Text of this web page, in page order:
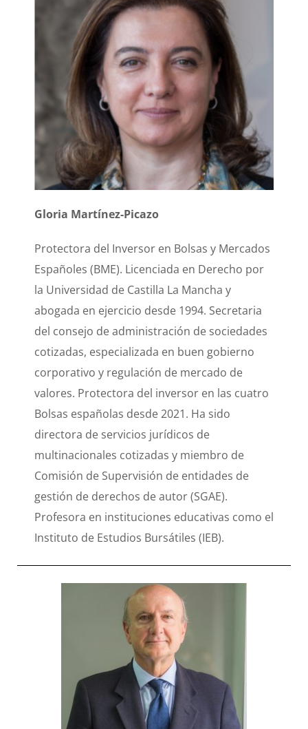
Gloria Martínez-Picazo
Protectora del Inversor en Bolsas y Mercados
Españoles (BME). Licenciada en Derecho por
la Universidad de Castilla La Mancha y
abogada en ejercicio desde 1994. Secretaria
del consejo de administración de sociedades
cotizadas, especializada en buen gobierno
corporativo y regulación de mercado de
valores. Protectora del inversor en las cuatro
Bolsas españolas desde 2021. Ha sido
directora de servicios jurídicos de
multinacionales cotizadas y miembro de
Comisión de Supervisión de entidades de
gestión de derechos de autor (SGAE).
Profesora en instituciones educativas como el
Instituto de Estudios Bursátiles (IEB).